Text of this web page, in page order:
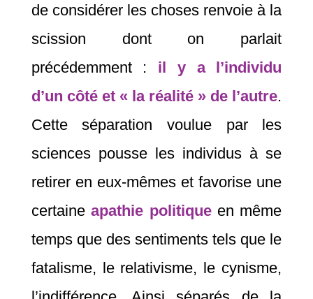
de considérer les choses renvoie à la
scission dont on parlait
précédemment : il y a l’individu
d’un côté et « la réalité » de l’autre.
Cette séparation voulue par les
sciences pousse les individus à se
retirer en eux-mêmes et favorise une
certaineapathie politiqueen même
temps que des sentiments tels que le
fatalisme, le relativisme, le cynisme,